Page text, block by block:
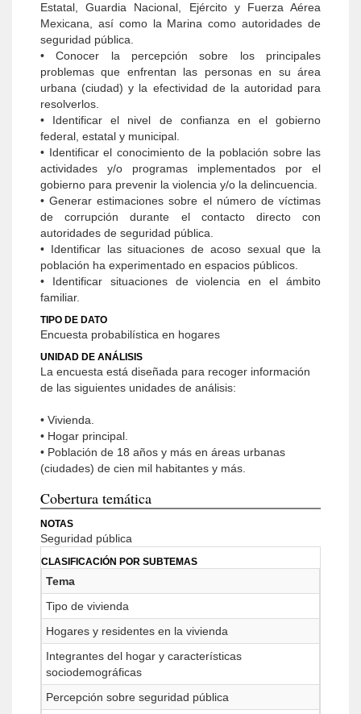
Estatal, Guardia Nacional, Ejército y Fuerza Aérea
Mexicana, así como la Marina como autoridades de
seguridad pública.
• Conocer la percepción sobre los principales
problemas que enfrentan las personas en su área
urbana (ciudad) y la efectividad de la autoridad para
resolverlos.
• Identificar el nivel de confianza en el gobierno
federal, estatal y municipal.
• Identificar el conocimiento de la población sobre las
actividades y/o programas implementados por el
gobierno para prevenir la violencia y/o la delincuencia.
• Generar estimaciones sobre el número de víc­timas
de corrupción durante el contacto direc­to con
autoridades de seguridad pública.
• Identificar las situaciones de acoso sexual que la
población ha experimentado en espacios públicos.
• Identificar situaciones de violencia en el ámbito
familiar.
TIPO DE DATO
Encuesta probabilística en hogares
UNIDAD DE ANÁLISIS
La encuesta está diseñada para recoger información
de las siguientes unidades de análisis:
• Vivienda.
• Hogar principal.
• Población de 18 años y más en áreas urbanas
(ciudades) de cien mil habitantes y más.
Cobertura temática
NOTAS
Seguridad pública
CLASIFICACIÓN POR SUBTEMAS
Tema
Tipo de vivienda
Hogares y residentes en la vivienda
Integrantes del hogar y características
sociodemográficas
Percepción sobre seguridad pública